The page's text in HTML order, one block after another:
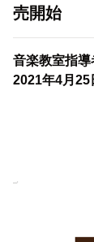
売開始
音楽教室指導
2021年4月25